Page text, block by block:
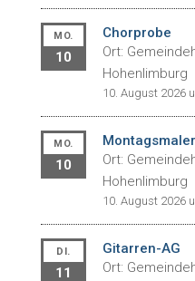
MO.
10
Chorprobe
Ort:
Hohenlimburg
10. August 2026
MO.
10
Montagsmaler
Ort:
Hohenlimburg
10. August 2026
DI.
11
Gitarren-AG
Ort: